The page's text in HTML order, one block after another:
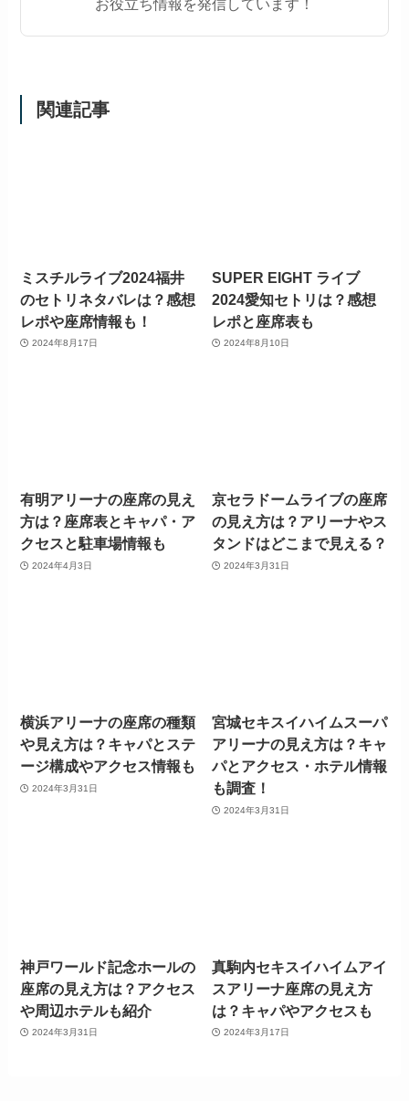
関連記事
ミスチルライブ2024福井
のセトリネタバレは？感想
レポや座席情報も！
2024年8月17日
SUPER EIGHT ライブ
2024愛知セトリは？感想
レポと座席表も
2024年8月10日
有明アリーナの座席の見え
方は？座席表とキャパ・ア
クセスと駐車場情報も
2024年4月3日
京セラドームライブの座席
の見え方は？アリーナやス
タンドはどこまで見える？
2024年3月31日
横浜アリーナの座席の種類
や見え方は？キャパとステ
ージ構成やアクセス情報も
2024年3月31日
宮城セキスイハイムスーパ
アリーナの見え方は？キャ
パとアクセス・ホテル情報
も調査！
2024年3月31日
神戸ワールド記念ホールの
座席の見え方は？アクセス
や周辺ホテルも紹介
2024年3月31日
真駒内セキスイハイムアイ
スアリーナ座席の見え方
は？キャパやアクセスも
2024年3月17日